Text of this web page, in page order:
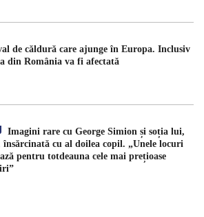
de căldură care ajunge în Europa. Inclusiv
din România va fi afectată
Imagini rare cu George Simion și soția lui,
însărcinată cu al doilea copil. „Unele locuri
pentru totdeauna cele mai prețioase